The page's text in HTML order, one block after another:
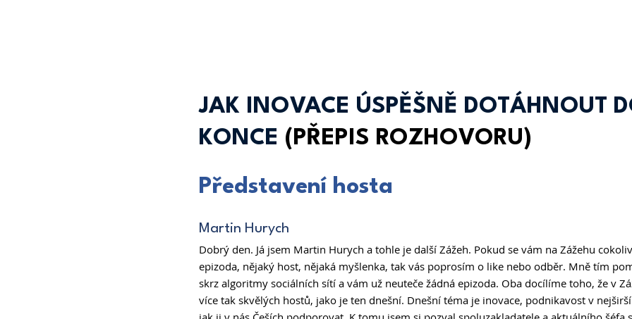
JAK INOVACE ÚSPĚŠNĚ DOTÁHNOUT
KONCE (PŘEPIS ROZHOVORU)
Představení hosta
Martin Hurych
Dobrý den. Já jsem Martin Hurych a tohle je další Zážeh. Pokud se vám na Zážehu
epizoda, nějaký host, nějaká myšlenka, tak vás poprosím o like nebo odběr. Mně tím
skrz algoritmy sociálních sítí a vám už neuteče žádná epizoda. Oba docílíme toho, že v
více tak skvělých hostů, jako je ten dnešní. Dnešní téma je inovace, podnikavost v